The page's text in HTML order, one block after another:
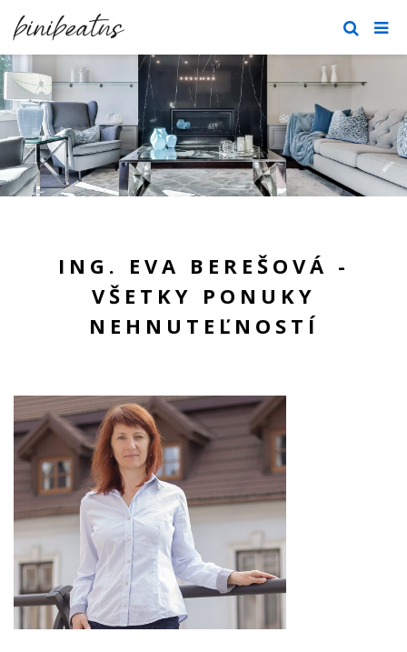
ING. EVA BEREŠOVÁ -
VŠETKY PONUKY
NEHNUTEĽNOSTÍ